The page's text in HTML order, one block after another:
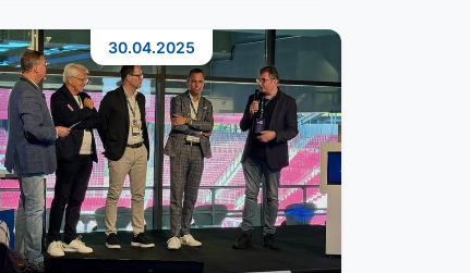
30.04.2025